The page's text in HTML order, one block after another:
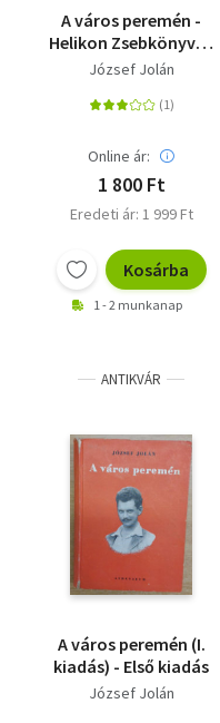
A város peremén -
Helikon Zsebkönyvek
104.
József Jolán
Online ár:
1 800 Ft
Eredeti ár: 1 999 Ft
Kosárba
1 - 2 munkanap
ANTIKVÁR
A város peremén (I.
kiadás) - Első kiadás
József Jolán